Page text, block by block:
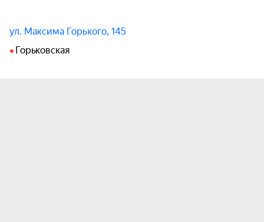
ул. Максима Горького, 145
Горьковская